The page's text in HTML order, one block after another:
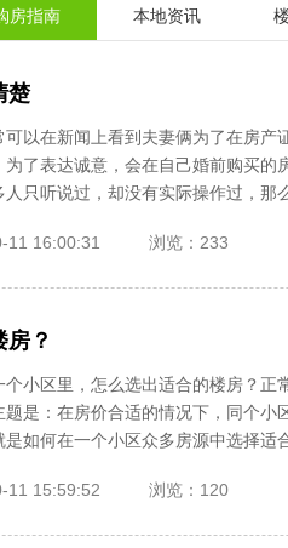
房指南 本地资讯
楚
可以在新闻上看到夫妻俩为了在房
为了表达诚意，会在自己婚前购买
人只听说过，却没有实际操作过，那
11 16:00:31 浏览：233
？
个小区里，怎么选出适合的楼房？正
题是：在房价合适的情况下，同个
是如何在一个小区众多房源中选择适
11 15:59:52 浏览：120